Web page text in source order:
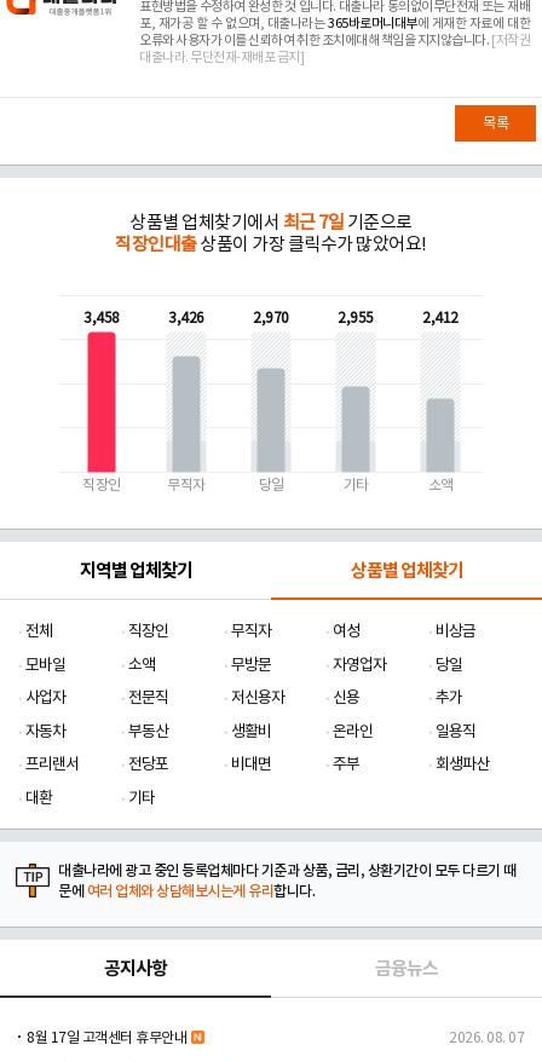
표현방법을 수정하여 완성한 것 입니다. 대출나라 동의없이무단전재 또는 재배
포, 재가공 할 수 없으며, 대출나라는365바로머니대부에 게재한 자료에 대한
오류와 사용자가 이를 신뢰하여 취한 조치에대해 책임을 지지않습니다. [저작권
대출나라. 무단전재-재배포 금지]
목록
상품별 업체찾기에서 최근 7일 기준으로
직장인대출상품이 가장 클릭수가 많았어요!
3,458
직장인
3,426
무직자
2,970
당일
2,955
기타
2,412
소액
지역별 업체찾기 상품별 업체찾기
전체 직장인 무직자 여성
비상금
모바일
소액 무방문 자영업자
당일
사업자
전문직 저신용자 신용
추가
자동차
부동산 생활비 온라인
일용직
프리랜서
전당포 비대면 주부
회생파산
대환
기타
대출나라에 광고 중인 등록업체마다 기준과 상품, 금리, 상환기간이 모두 다르기 때
문에 여러 업체와 상담해보시는게 유리합니다.
공지사항 금융뉴스
8월 17일 고객센터 휴무안내 2026. 08. 07